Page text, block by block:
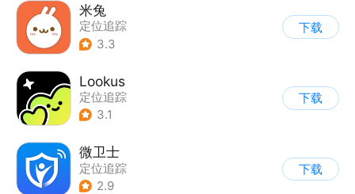
米兔
定位追踪
3.3
下载
Lookus
定位追踪
3.1
下载
微卫士
定位追踪
2.9
下载